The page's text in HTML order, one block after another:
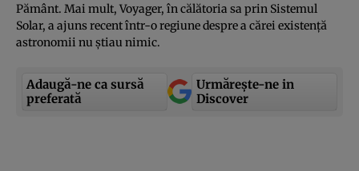
Pământ. Mai mult, Voyager, în călătoria sa prin Sistemul
Solar, a ajuns recent într-o regiune despre a cărei existenţă
astronomii nu ştiau nimic.
Adaugă-ne ca sursă
preferată
Urmărește-ne in
Discover